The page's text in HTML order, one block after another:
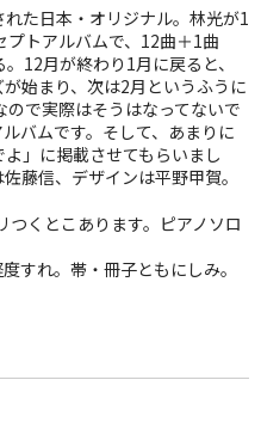
た日本・オリジナル。林光が1
トアルバムで、12曲＋1曲
12月が終わり1月に戻ると、
始まり、次は2月というふうに
で実際はそうはなってないで
バムです。そして、あまりに
」に掲載させてもらいまし
藤信、デザインは平野甲賀。
くとこあります。ピアノソロ
すれ。帯・冊子ともにしみ。